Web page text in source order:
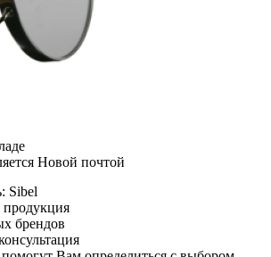
Новой почтой
Sibel
продукция
брендов